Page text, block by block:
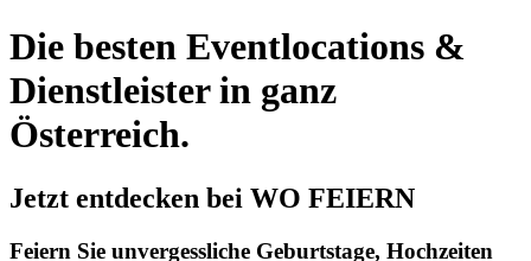
Die besten Eventlocations &
Dienstleister in ganz
Österreich.
Jetzt entdecken bei WO FEIERN
Feiern Sie unvergessliche Geburtstage, Hochzeiten